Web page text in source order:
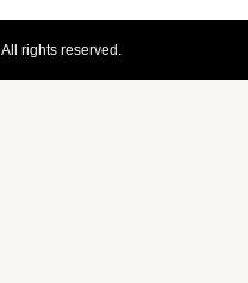
All rights reserved.